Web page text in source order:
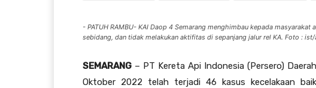
- PATUH RAMBU- KAI Daop 4 Semarang menghimbau kepada
sebidang, dan tidak melakukan aktifitas di sepanjang jalur rel KA. Foto :
SEMARANG – PT Kereta Api Indonesia (Persero)
Oktober 2022 telah terjadi 46 kasus kecelakaan